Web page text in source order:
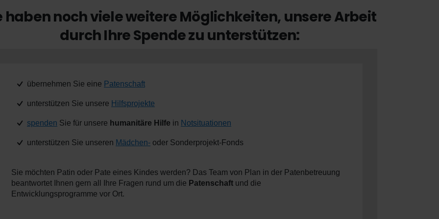
haben noch viele weitere Möglichkeiten, unsere Arbeit
durch Ihre Spende zu unterstützen:
übernehmen Sie eine Patenschaft
unterstützen Sie unsere Hilfsprojekte
spenden Sie für unsere humanitäre Hilfe in Notsituationen
unterstützen Sie unseren Mädchen- oder Sonderprojekt-Fonds
Sie möchten Patin oder Pate eines Kindes werden? Das Team von Plan in der Patenbetreuung
beantwortet Ihnen gern all Ihre Fragen rund um die Patenschaft und die
Entwicklungsprogramme vor Ort.